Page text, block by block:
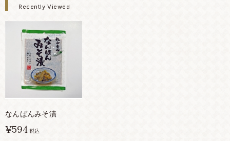
Recently Viewed
なんばんみそ漬
¥594 税込